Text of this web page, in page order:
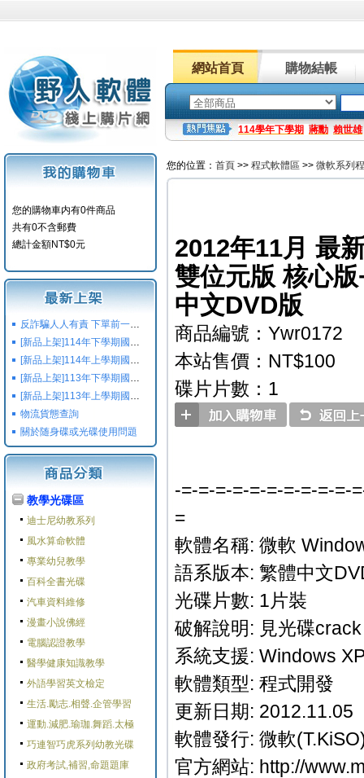
網站首頁 購物結帳
114學年下學期 蔣勳 賴世雄
您的購物車内有0件商品
共有0不含郵費
總計金額NT$0元
反詐騙人人有責 下單前一定要注意
[新品上架]114年下學期國小國中高中命題光碟,校用卷,習作
[新品上架]114年上學期國小國中高中命題光碟,校用卷,習作
[新品上架]113年下學期國小國中高中命題光碟,校用卷,習作
[新品上架]113年上學期國小國中高中命題光碟,校用卷,習作
物流貨態查詢
關於随身碟或光碟使用問題
教學光碟區
迪士尼幼教系列
風水算命軟體
專業幼兒教學
百科全書光碟
汽車資料維修
漫畫小說佛經
電腦認證教學
醫學健康知識教學
外語學習英文檢定
生活.勵志.相聲.企管學習
運動.減肥.瑜珈.舞蹈.太極
巧連智巧虎系列幼教光碟
政府考試,補習,命題題庫
您的位置： 首頁 >> 程式軟體區 >> 微軟系列
2012年11月 最
雙位元版 核心
中文DVD版
商品編號：Ywr0172
本站售價：NT$100
碟片片數：1
-=-=-=-=-=-=-=-=-=-=-
=
軟體名稱: 微軟
語系版本: 繁體中文
光碟片數: 1片裝
破解說明: 見光碟
系統支援: Windows
軟體類型: 程式開發
更新日期: 2012.11.05
軟體發行: 微軟
官方網站: http://